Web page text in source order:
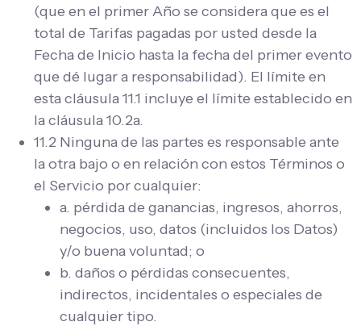
(que en el primer Año se considera que es el
total de Tarifas pagadas por usted desde la
Fecha de Inicio hasta la fecha del primer evento
que dé lugar a responsabilidad). El límite en
esta cláusula 11.1 incluye el límite establecido en
la cláusula 10.2a.
11.2 Ninguna de las partes es responsable ante
la otra bajo o en relación con estos Términos o
el Servicio por cualquier:
a. pérdida de ganancias, ingresos, ahorros,
negocios, uso, datos (incluidos los Datos)
y/o buena voluntad; o
b. daños o pérdidas consecuentes,
indirectos, incidentales o especiales de
cualquier tipo.